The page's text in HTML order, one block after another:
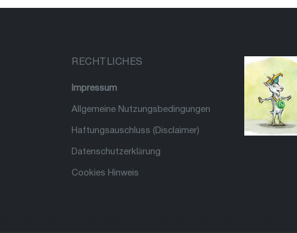
RECHTLICHES
Impressum
Allgemeine Nutzungsbedingungen
Haftungsauschluss (Disclaimer)
Datenschutzerklärung
Cookies Hinweis